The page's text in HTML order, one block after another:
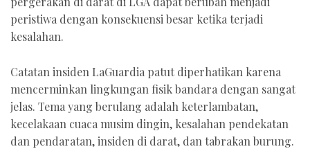
peristiwa dengan konsekuensi besar ketika terjadi
kesalahan.
Catatan insiden LaGuardia patut diperhatikan karena
mencerminkan lingkungan fisik bandara dengan sangat
jelas. Tema yang berulang adalah keterlambatan,
kecelakaan cuaca musim dingin, kesalahan pendekatan
dan pendaratan, insiden di darat, dan tabrakan burung.